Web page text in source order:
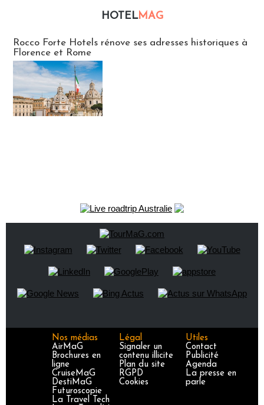
HOTELMAG
Rocco Forte Hotels rénove ses adresses historiques à
Florence et Rome
Nos médias
AirMaG
Brochures en
ligne
CruiseMaG
DestiMaG
Futuroscopie
La Travel Tech
Légal
Signaler un
contenu illicite
Plan du site
RGPD
Cookies
Utiles
Contact
Publicité
Agenda
La presse en
parle